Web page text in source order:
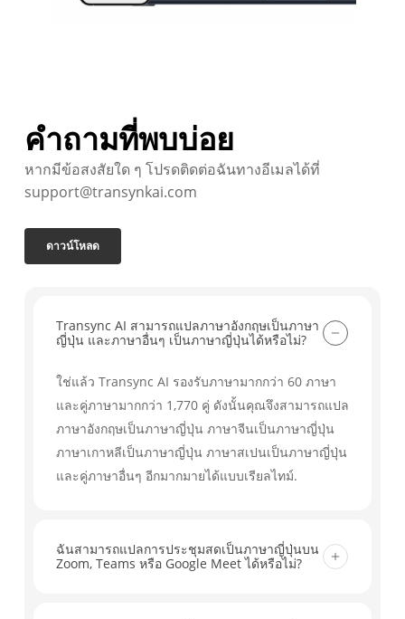
คำถามที่พบบ่อย
หากมีข้อสงสัยใด ๆ โปรดติดต่อฉันทางอีเมลได้ที่
support@transynkai.com
ดาวน์โหลด
Transync AI สามารถแปลภาษาอังกฤษเป็นภาษา
ญี่ปุ่น และภาษาอื่นๆ เป็นภาษาญี่ปุ่นได้หรือไม่?
ใช่แล้ว Transync AI รองรับภาษามากกว่า 60 ภาษา
และคู่ภาษามากกว่า 1,770 คู่ ดังนั้นคุณจึงสามารถแปล
ภาษาอังกฤษเป็นภาษาญี่ปุ่น ภาษาจีนเป็นภาษาญี่ปุ่น
ภาษาเกาหลีเป็นภาษาญี่ปุ่น ภาษาสเปนเป็นภาษาญี่ปุ่น
และคู่ภาษาอื่นๆ อีกมากมายได้แบบเรียลไทม์.
ฉันสามารถแปลการประชุมสดเป็นภาษาญี่ปุ่นบน
Zoom, Teams หรือ Google Meet ได้หรือไม่?